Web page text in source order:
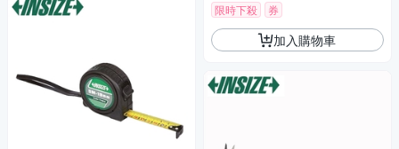
限時下殺
券
加入購物車